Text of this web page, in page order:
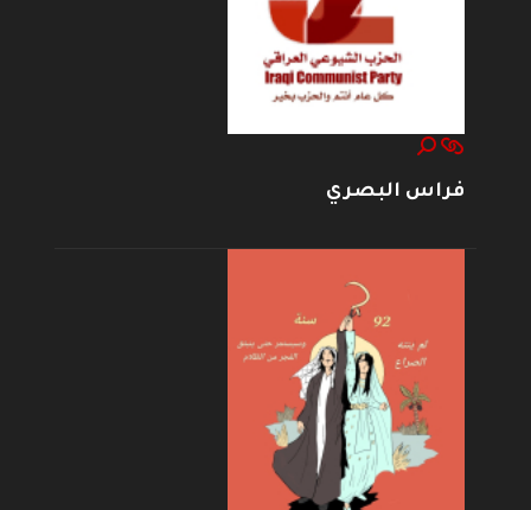
فراس البصري